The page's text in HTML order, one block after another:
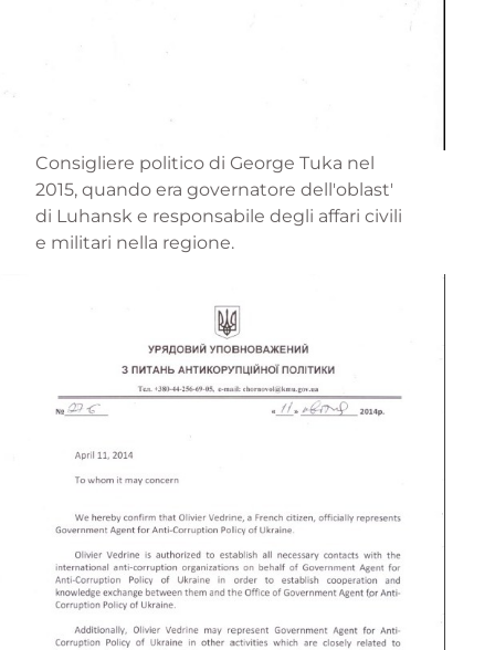
Consigliere politico di George Tuka nel
2015, quando era governatore dell'oblast'
di Luhansk e responsabile degli affari civili
e militari nella regione.